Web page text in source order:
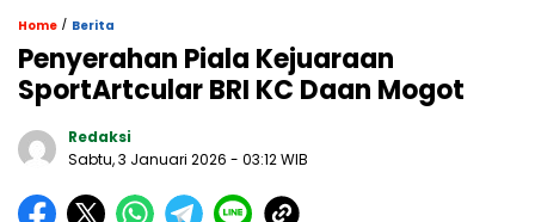
Home / Berita
Penyerahan Piala Kejuaraan
SportArtcular BRI KC Daan Mogot
Redaksi
Sabtu, 3 Januari 2026 - 03:12 WIB